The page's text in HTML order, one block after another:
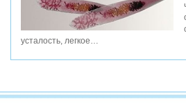
усталость, легкое…